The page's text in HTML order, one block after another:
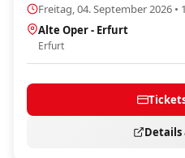
Freitag, 04. September 2026 •
Alte Oper - Erfurt
Erfurt
Details